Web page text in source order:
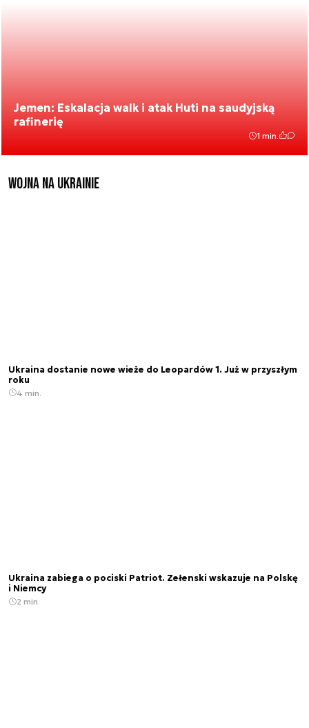
Jemen: Eskalacja walk i atak Huti na saudyjską
rafinerię
1 min.
Wojna na Ukrainie
Ukraina dostanie nowe wieże do Leopardów 1. Już w przyszłym
roku
4 min.
Ukraina zabiega o pociski Patriot. Zełenski wskazuje na Polskę
i Niemcy
2 min.